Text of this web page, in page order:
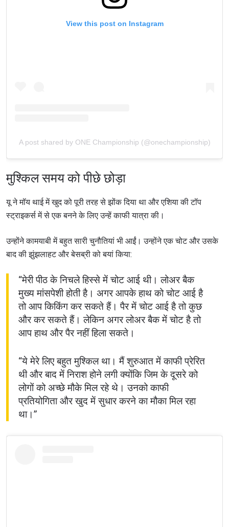
View this post on Instagram
A post shared by ONE Championship (@onechampionship)
मुश्किल समय को पीछे छोड़ा
यू ने मॉय थाई में खुद को पूरी तरह से झोंक दिया था और एशिया की टॉप
स्ट्राइकर्स में से एक बनने के लिए उन्हें काफी यात्रा की।
उन्होंने कामयाबी में बहुत सारी चुनौतियां भी आईं। उन्होंने एक चोट और उसके
बाद की झुंझलाहट और बेसब्री को बयां किया:
“मेरी पीठ के निचले हिस्से में चोट आई थी। लोअर बैक
मुख्य मांसपेशी होती है। अगर आपके हाथ को चोट आई है
तो आप किकिंग कर सकते हैं। पैर में चोट आई है तो कुछ
और कर सकते हैं। लेकिन अगर लोअर बैक में चोट है तो
आप हाथ और पैर नहीं हिला सकते।
“ये मेरे लिए बहुत मुश्किल था। मैं शुरुआत में काफी प्रेरित
थी और बाद में निराश होने लगी क्योंकि जिम के दूसरे को
लोगों को अच्छे मौके मिल रहे थे। उनको काफी
प्रतियोगिता और खुद में सुधार करने का मौका मिल रहा
था।”